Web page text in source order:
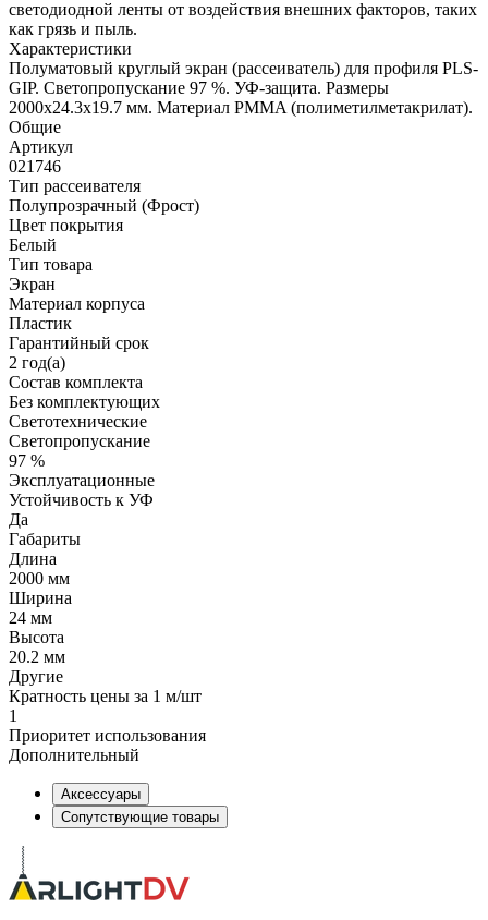
светодиодной ленты от воздействия внешних факторов, таких
как грязь и пыль.
Характеристики
Полуматовый круглый экран (рассеиватель) для профиля PLS-
GIP. Светопропускание 97 %. УФ-защита. Размеры
2000х24.3х19.7 мм. Материал PMMA (полиметилметакрилат).
Общие
Артикул
021746
Тип рассеивателя
Полупрозрачный (Фрост)
Цвет покрытия
Белый
Тип товара
Экран
Материал корпуса
Пластик
Гарантийный срок
2 год(а)
Состав комплекта
Без комплектующих
Светотехнические
Светопропускание
97 %
Эксплуатационные
Устойчивость к УФ
Да
Габариты
Длина
2000 мм
Ширина
24 мм
Высота
20.2 мм
Другие
Кратность цены за 1 м/шт
1
Приоритет использования
Дополнительный
Аксессуары
Сопутствующие товары